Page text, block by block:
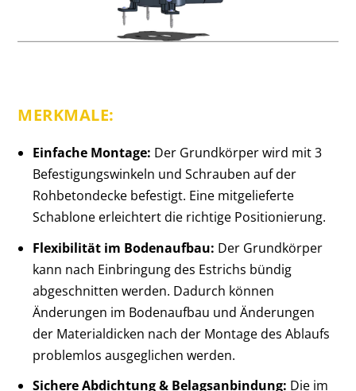
MERKMALE:
Einfache Montage: Der Grundkörper wird mit 3
Befestigungswinkeln und Schrauben auf der
Rohbetondecke befestigt. Eine mitgelieferte
Schablone erleichtert die richtige Positionierung.
Flexibilität im Bodenaufbau: Der Grundkörper
kann nach Einbringung des Estrichs bündig
abgeschnitten werden. Dadurch können
Änderungen im Bodenaufbau und Änderungen
der Materialdicken nach der Montage des Ablaufs
problemlos ausgeglichen werden.
Sichere Abdichtung & Belagsanbindung: Die im